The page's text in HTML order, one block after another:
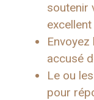
soutenir
accusé
Le ou
pour